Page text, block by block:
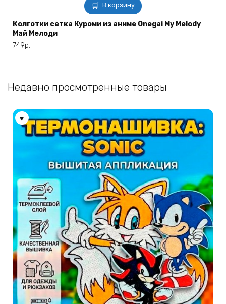
В корзину
Колготки сетка Куроми из аниме Onegai My Melody
Май Мелоди
749р.
Недавно просмотренные товары